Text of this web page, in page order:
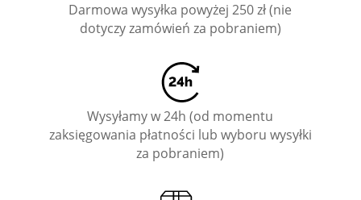
Darmowa wysyłka powyżej 250 zł (nie
dotyczy zamówień za pobraniem)
Wysyłamy w 24h (od momentu
zaksięgowania płatności lub wyboru wysyłki
za pobraniem)